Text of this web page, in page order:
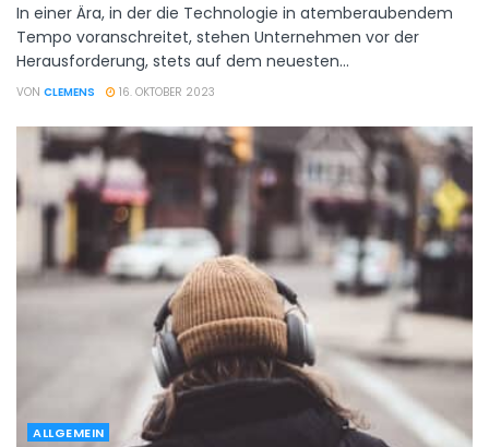
In einer Ära, in der die Technologie in atemberaubendem
Tempo voranschreitet, stehen Unternehmen vor der
Herausforderung, stets auf dem neuesten...
VON CLEMENS 16. OKTOBER 2023
ALLGEMEIN